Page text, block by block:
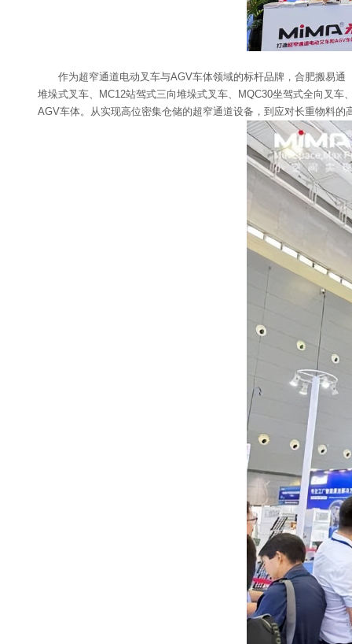
作为超窄通道电动叉车与AGV车体领域的标杆品牌，合肥搬易
堆垛式叉车、MC12站驾式三向堆垛式叉车、MQC30坐驾式全向叉
AGV车体。从实现高位密集仓储的超窄通道设备，到应对长重物料